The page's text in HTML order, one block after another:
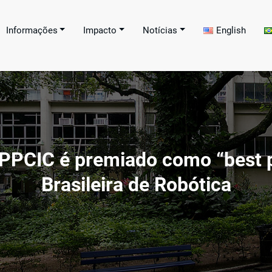
Programa de Pós-
de Educação Tecnológica Celso Suckow da
Informações Impacto Notícias English
é premiado como “best
Brasileira de Robótica